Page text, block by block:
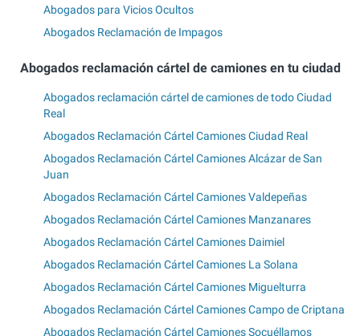
Abogados para Vicios Ocultos
Abogados Reclamación de Impagos
Abogados reclamación cártel de camiones en tu ciudad
Abogados reclamación cártel de camiones de todo Ciudad
Real
Abogados Reclamación Cártel Camiones Ciudad Real
Abogados Reclamación Cártel Camiones Alcázar de San
Juan
Abogados Reclamación Cártel Camiones Valdepeñas
Abogados Reclamación Cártel Camiones Manzanares
Abogados Reclamación Cártel Camiones Daimiel
Abogados Reclamación Cártel Camiones La Solana
Abogados Reclamación Cártel Camiones Miguelturra
Abogados Reclamación Cártel Camiones Campo de Criptana
Abogados Reclamación Cártel Camiones Socuéllamos